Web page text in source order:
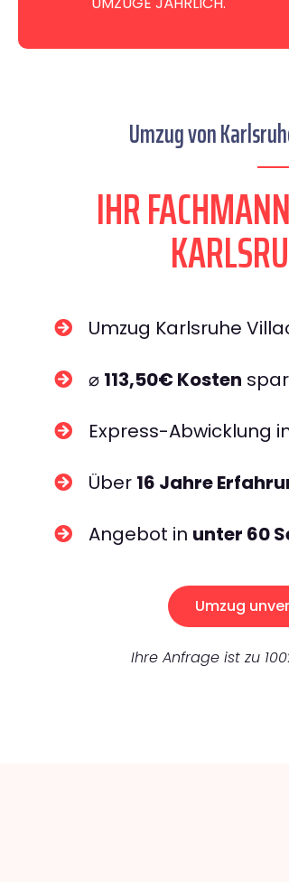
Umzug von
IHR
Umzug Karlsruhe
⌀ 113,50€ Kosten
Express-Abwicklung
Über 16 Jahre
Angebot in unter 60
Umzug
Ihre Anfrage ist zu